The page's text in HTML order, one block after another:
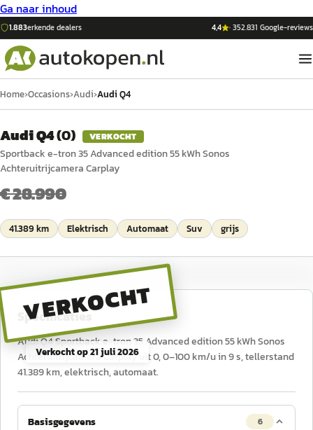
Ga naar inhoud
1.883erkende dealers 4,4 ·352.831 Google-reviews
Home›Occasions›Audi›Audi Q4
Audi Q4(0) VERKOCHT
Sportback e-tron 35 Advanced edition 55 kWh Sonos
Achteruitrijcamera Carplay
€ 28.990
41.389 km Elektrisch Automaat Suv grijs
VERKOCHT
Verkocht op21 juli 2026
Specificaties
Audi Q4 Sportback e-tron 35 Advanced edition 55 kWh Sonos
Achteruitrijcamera Carplay uit 0, 0–100 km/u in 9 s, tellerstand
41.389 km, elektrisch, automaat.
Basisgegevens 6